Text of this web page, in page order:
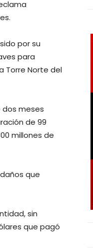
por su
para
Torre Norte del
meses
de 99
millones de
que
sin
que pagó